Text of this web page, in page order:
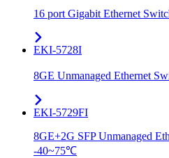
16 port Gigabit Ethernet
EKI-5728I
8GE Unmanaged Ethernet
EKI-5729FI
8GE+2G SFP Unmanaged
-40~75℃